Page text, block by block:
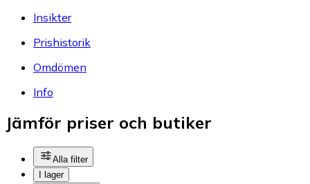
Insikter
Prishistorik
Omdömen
Info
Jämför priser och butiker
Alla filter
I lager